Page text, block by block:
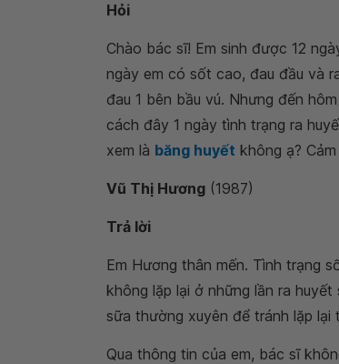
Hỏi
Chào bác sĩ! Em sinh được 12
ngày em có sốt cao, đau đầu và
đau 1 bên bầu vú. Nhưng đến
cách đây 1 ngày tình trạng ra
xem là băng huyết không ạ?
Vũ Thị Hương (1987)
Trả lời
Em Hương thân mến. Tình trạng
không lặp lại ở những lần ra
sữa thường xuyên để tránh lặp lại
Qua thông tin của em, bác sĩ